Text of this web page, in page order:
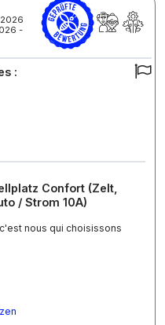
-
:
Confort (Zelt,
/ Strom 10A)
nous qui choisissons